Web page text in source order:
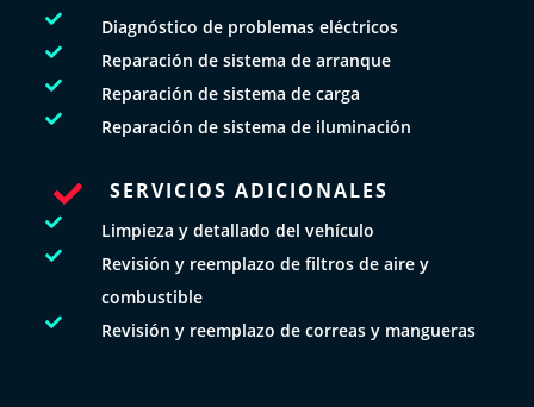
 Diagnóstico de problemas eléctricos
 Reparación de sistema de arranque
 Reparación de sistema de carga
 Reparación de sistema de iluminación
 SERVICIOS ADICIONALES
 Limpieza y detallado del vehículo

Revisión y reemplazo de filtros de aire y
combustible
 Revisión y reemplazo de correas y mangueras